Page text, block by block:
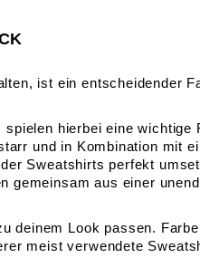
ist ein entscheidender
hierbei eine
und in Kombination mit
Sweatshirts perfekt
aus einer
Look passen.
meist verwendete